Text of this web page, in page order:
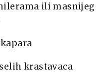
ili
kapara
krastavaca